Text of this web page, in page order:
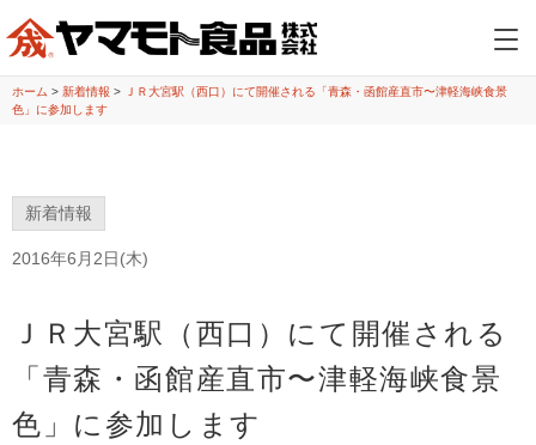
ホーム > 新着情報 >
ＪＲ大宮駅（西口）にて開催される「青森・函館産直市〜津軽海峡食景
色」に参加します
新着情報
2016年6月2日(木)
ＪＲ大宮駅（西口）にて開催される
「青森・函館産直市〜津軽海峡食景
色」に参加します